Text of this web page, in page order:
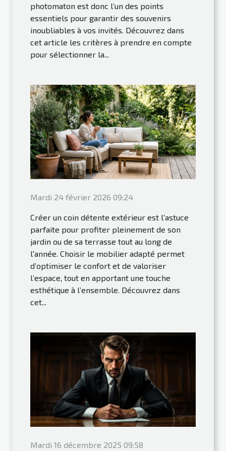
photomaton est donc l’un des points
essentiels pour garantir des souvenirs
inoubliables à vos invités. Découvrez dans
cet article les critères à prendre en compte
pour sélectionner la...
Mardi 24 février 2026 09:24
Créer un coin détente extérieur est l'astuce
parfaite pour profiter pleinement de son
jardin ou de sa terrasse tout au long de
l'année. Choisir le mobilier adapté permet
d’optimiser le confort et de valoriser
l’espace, tout en apportant une touche
esthétique à l’ensemble. Découvrez dans
cet...
Mardi 16 décembre 2025 09:58